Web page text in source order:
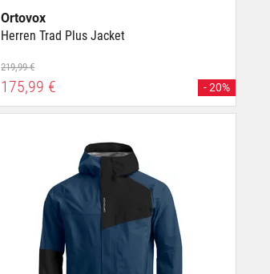
Ortovox
Herren Trad Plus Jacket
219,99 €
175,99 € - 20%